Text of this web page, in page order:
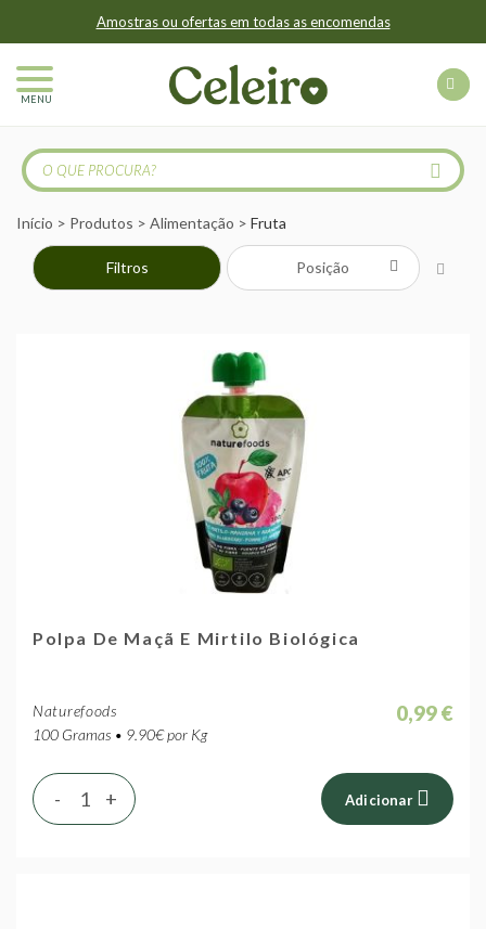
Amostras ou ofertas em todas as encomendas
MENU
Início Produtos Alimentação Fruta
Filtros
Polpa De Maçã E Mirtilo Biológica
Naturefoods
100 Gramas • 9.90€ por Kg
0,99 €
+
- Adicionar